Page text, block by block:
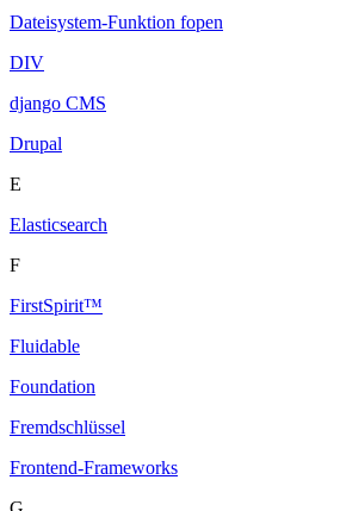
Dateisystem-Funktion fopen
DIV
django CMS
Drupal
E
Elasticsearch
F
FirstSpirit™
Fluidable
Foundation
Fremdschlüssel
Frontend-Frameworks